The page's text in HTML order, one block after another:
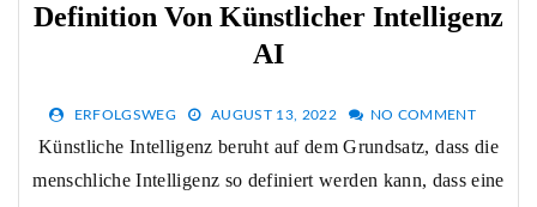
Definition Von Künstlicher Intelligenz
AI
ERFOLGSWEG AUGUST 13, 2022 NO COMMENT
Künstliche Intelligenz beruht auf dem Grundsatz, dass die
menschliche Intelligenz so definiert werden kann, dass eine